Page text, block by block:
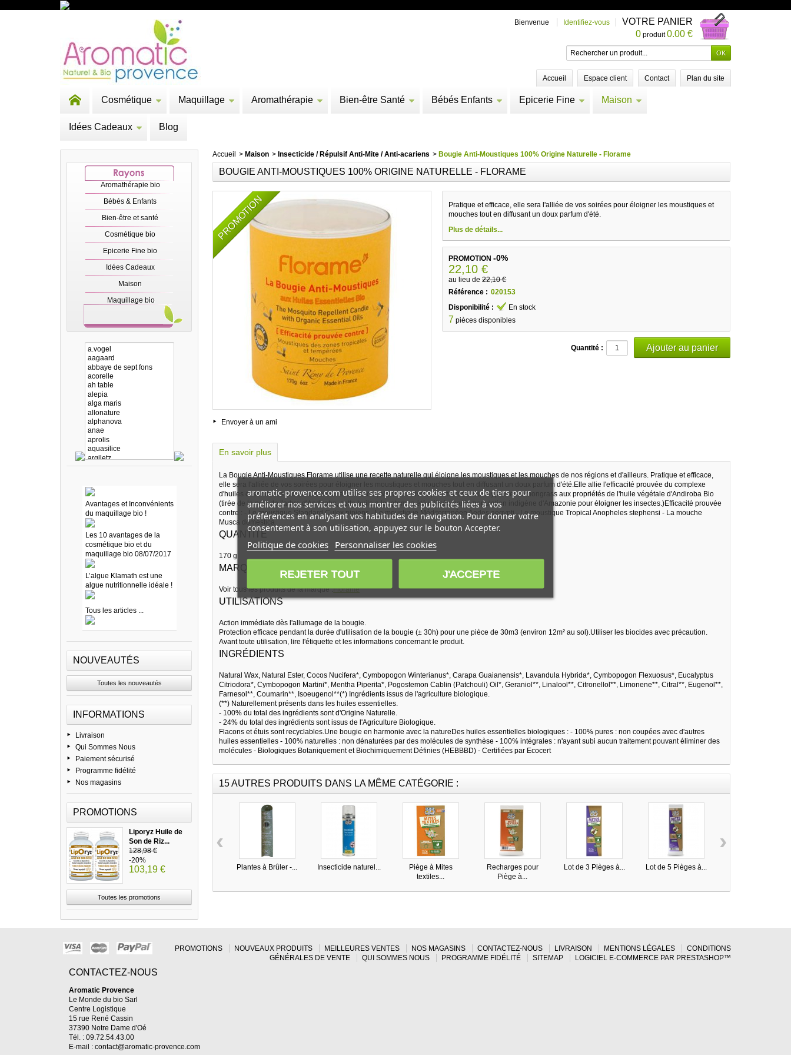
Bienvenue Identifiez-vous
VOTRE PANIER
0 produit0.00 €
Accueil Espace client Contact Plan du site
Cosmétique Maquillage Aromathérapie Bien-être Santé Bébés Enfants Epicerie Fine Maison
Idées Cadeaux Blog
Aromathérapie bio
Bébés & Enfants
Bien-être et santé
Cosmétique bio
Epicerie Fine bio
Idées Cadeaux
Maison
Maquillage bio
Avantages et Inconvénients
du maquillage bio !
Les 10 avantages de la
cosmétique bio et du
maquillage bio 08/07/2017
L’algue Klamath est une
algue nutritionnelle idéale !
Tous les articles ...
NOUVEAUTÉS
Toutes les nouveautés
INFORMATIONS
Livraison
Qui Sommes Nous
Paiement sécurisé
Programme fidélité
Nos magasins
PROMOTIONS
Liporyz Huile de
Son de Riz...
128,98 €
-20%
103,19 €
Toutes les promotions
Accueil > Maison > Insecticide / Répulsif Anti-Mite / Anti-acariens > Bougie Anti-Moustiques 100% Origine Naturelle - Florame
BOUGIE ANTI-MOUSTIQUES 100% ORIGINE NATURELLE - FLORAME
PROMOTION
Envoyer à un ami
Pratique et efficace, elle sera l'alliée de vos soirées pour éloigner les moustiques et
mouches tout en diffusant un doux parfum d'été.
Plus de détails...
PROMOTION-0%
22,10 €
au lieu de22,10 €
Référence : 020153
Disponibilité :
En stock
7 pièces disponibles
Quantité :
En savoir plus
La Bougie Anti-Moustiques Florame utilise une recette naturelle qui éloigne les moustiques et les mouches de nos régions et d'ailleurs. Pratique et efficace,
elle sera l'alliée de vos soirées pour éloigner les moustiques et mouches tout en diffusant un doux parfum d'été.Elle allie l'efficacité prouvée du complexe
d'huiles essentielles Bio de Citronnelle, Lavandin, Menthe Poivrée, Palmarosa, Eucalyptus et Lemongrass aux propriétés de l'huile végétale d'Andiroba Bio
(tirée de la noix de l'arbre d'Andiroba, cette huile a longtemps été utilisée par la population indigène d'Amazonie pour éloigner les insectes.)Efficacité prouvée
contre : - Le moustique Standard Culex pipiens - Le moustique Méditerranéen Aedes aegypti - Le moustique Tropical Anopheles stephensi - La mouche
Musca domestica
QUANTITÉ
170 g
MARQUE
Voir tous les produits de la marque :Florame
UTILISATIONS
Action immédiate dès l'allumage de la bougie.
Protection efficace pendant la durée d'utilisation de la bougie (± 30h) pour une pièce de 30m3 (environ 12m² au sol).Utiliser les biocides avec précaution.
Avant toute utilisation, lire l'étiquette et les informations concernant le produit.
INGRÉDIENTS
Natural Wax, Natural Ester, Cocos Nucifera*, Cymbopogon Winterianus*, Carapa Guaianensis*, Lavandula Hybrida*, Cymbopogon Flexuosus*, Eucalyptus
Citriodora*, Cymbopogon Martini*, Mentha Piperita*, Pogostemon Cablin (Patchouli) Oil*, Geraniol**, Linalool**, Citronellol**, Limonene**, Citral**, Eugenol**,
Farnesol**, Coumarin**, Isoeugenol**(*) Ingrédients issus de l'agriculture biologique.
(**) Naturellement présents dans les huiles essentielles.
- 100% du total des ingrédients sont d'Origine Naturelle.
- 24% du total des ingrédients sont issus de l'Agriculture Biologique.
Flacons et étuis sont recyclables.Une bougie en harmonie avec la natureDes huiles essentielles biologiques : - 100% pures : non coupées avec d'autres
huiles essentielles - 100% naturelles : non dénaturées par des molécules de synthèse - 100% intégrales : n'ayant subi aucun traitement pouvant éliminer des
molécules - Biologiques Botaniquement et Biochimiquement Définies (HEBBBD) - Certifiées par Ecocert
15 AUTRES PRODUITS DANS LA MÊME CATÉGORIE :
Plantes à Brûler -... Insecticide naturel...
Piège à Mites
textiles...
Recharges pour
Piège à...
Lot de 3 Pièges à... Lot de 5 Pièges à...
‹ ›
PROMOTIONS NOUVEAUX PRODUITS MEILLEURES VENTES NOS MAGASINS CONTACTEZ-NOUS LIVRAISON MENTIONS LÉGALES
CONDITIONS
GÉNÉRALES DE VENTE
QUI SOMMES NOUS PROGRAMME FIDÉLITÉ SITEMAP LOGICIEL E-COMMERCE PAR PRESTASHOP™
CONTACTEZ-NOUS
Aromatic Provence
Le Monde du bio Sarl
Centre Logistique
15 rue René Cassin
37390 Notre Dame d'Oé
Tél. : 09.72.54.43.00
E-mail : contact@aromatic-provence.com
aromatic-provence.com utilise ses propres cookies et ceux de tiers pour
améliorer nos services et vous montrer des publicités liées à vos
préférences en analysant vos habitudes de navigation. Pour donner votre
consentement à son utilisation, appuyez sur le bouton Accepter.
Politique de cookies Personnaliser les cookies
REJETER TOUT J'ACCEPTE